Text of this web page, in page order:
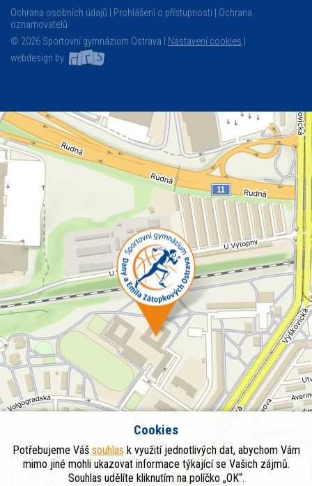
Ochrana osobních údajů Prohlášení o přístupnosti
Ochrana
oznamovatelů
© 2026 Sportovní gymnázium Ostrava | Nastavení cookies
webdesign by
Cookies
Potřebujeme Váš souhlas k využití jednotlivých dat, abychom Vám
mimo jiné mohli ukazovat informace týkající se Vašich zájmů.
Souhlas udělíte kliknutím na políčko „OK“.